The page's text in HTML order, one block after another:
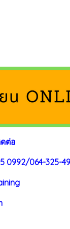
ต่อ
0992/064-325-